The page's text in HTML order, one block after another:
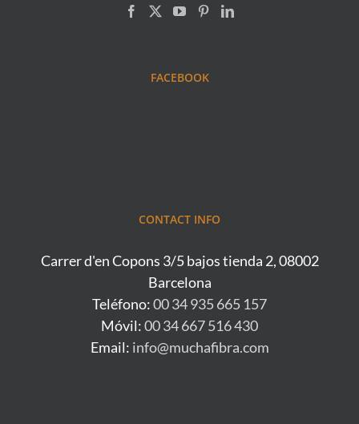
FACEBOOK
CONTACT INFO
Carrer d'en Copons 3/5 bajos tienda 2, 08002
Barcelona
Teléfono:00 34 935 665 157
Móvil:00 34 667 516 430
Email: info@muchafibra.com